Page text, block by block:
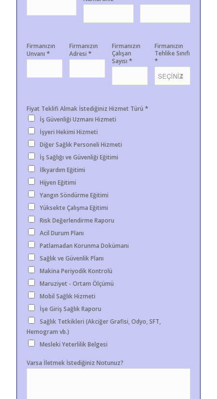
Firmanızın
Unvanı *
Firmanızın
Adresi *
Firmanızın
Çalışan
Sayısı *
Firmanızın
Tehlike Sınıfı
*
Fiyat Teklifi Almak İstediğiniz Hizmet Türü *
İş Güvenliği Uzmanı Hizmeti
İşyeri Hekimi Hizmeti
Diğer Sağlık Personeli Hizmeti
İş Sağlığı ve Güvenliği Eğitimi
İlkyardım Eğitimi
Hijyen Eğitimi
Yangın Söndürme Eğitimi
Yüksekte Çalışma Eğitimi
Risk Değerlendirme Raporu
Acil Durum Planı
Patlamadan Korunma Dokümanı
Sağlık ve Güvenlik Planı
Makina Periyodik Kontrolü
Maruziyet - Ortam Ölçümü
Mobil Sağlık Hizmeti
İşe Giriş Sağlık Raporu
Sağlık Tetkikleri (Akciğer Grafisi, Odyo, SFT,
Hemogram vb.)
Mesleki Yeterlilik Belgesi
Varsa İletmek İstediğiniz Notunuz?